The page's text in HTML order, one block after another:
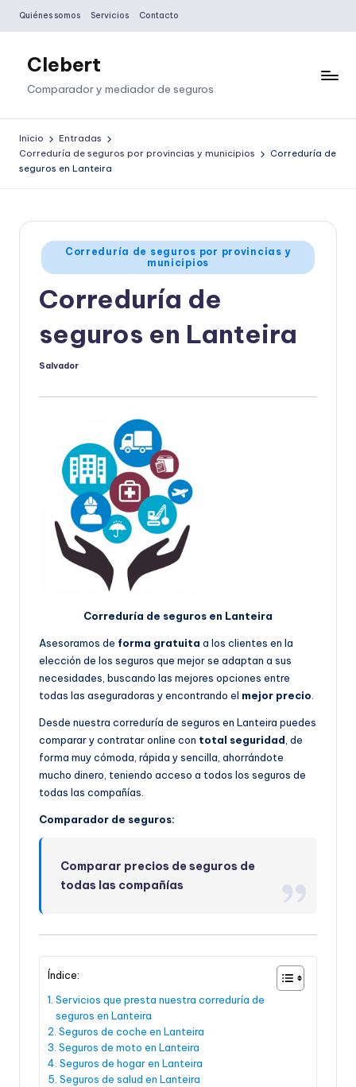
Saltar
contenido
Quiénes somos Servicios Contacto
Clebert
Comparador y mediador de seguros
Inicio
Entradas
Correduría de seguros por provincias y municipios
Correduría de
seguros en Lanteira
Publicado
en
Correduría de seguros por provincias y
municipios
Correduría de
seguros en Lanteira
Publicado
Salvador
Correduría de seguros en Lanteira
Asesoramos de forma gratuita a los clientes en la
elección de los seguros que mejor se adaptan a sus
necesidades, buscando las mejores opciones entre
todas las aseguradoras y encontrando el mejor precio.
Desde nuestra correduría de seguros en Lanteira puedes
comparar y contratar online con total seguridad, de
forma muy cómoda, rápida y sencilla, ahorrándote
mucho dinero, teniendo acceso a todos los seguros de
todas las compañías.
Comparador de seguros:
Comparar precios de seguros de
todas las compañías
Índice:
Servicios que presta nuestra correduría de
seguros en Lanteira
Seguros de coche en Lanteira
Seguros de moto en Lanteira
Seguros de hogar en Lanteira
Seguros de salud en Lanteira